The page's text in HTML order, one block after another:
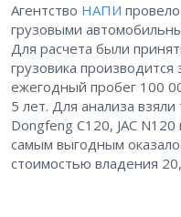
Агентство НАПИ
грузовыми
Для расчета были
грузовика
ежегодный пробег 100
5 лет. Для анализа
Dongfeng C120, JAC
самым выгодным
стоимостью владения